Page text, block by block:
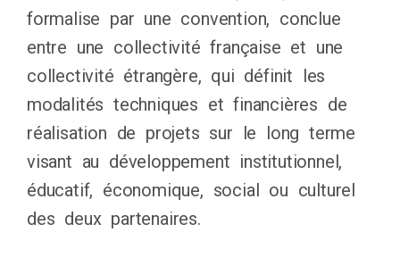
formalise par une convention, conclue
entre une collectivité française et une
collectivité étrangère, qui définit les
modalités techniques et financières de
réalisation de projets sur le long terme
visant au développement institutionnel,
éducatif, économique, social ou culturel
des deux partenaires.